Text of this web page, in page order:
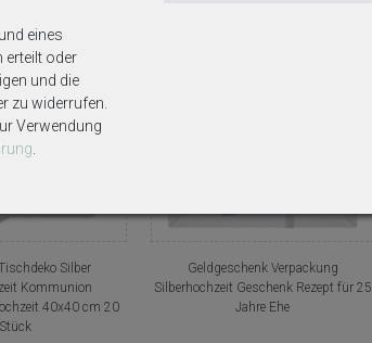
Silber
Kommunion
40x40 cm 20
Stück
Geldgeschenk Verpackung
Silberhochzeit Geschenk Rezept für 25
Jahre Ehe
eines
erteilt oder
und die
zu widerrufen.
Verwendung